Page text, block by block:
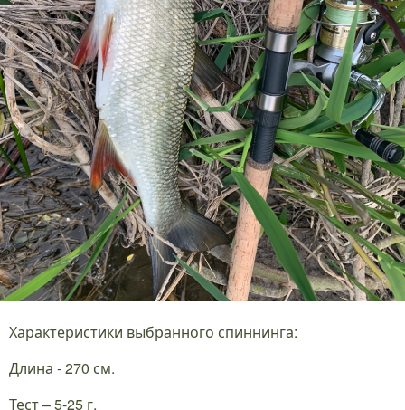
Характеристики выбранного спиннинга:
Длина - 270 см.
Тест – 5-25 г.